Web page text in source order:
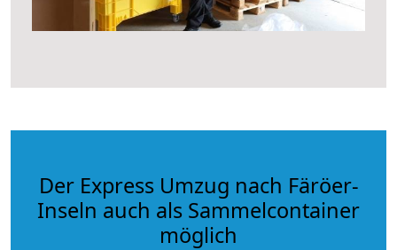
Der Express Umzug nach Färöer-
Inseln auch als Sammelcontainer
möglich